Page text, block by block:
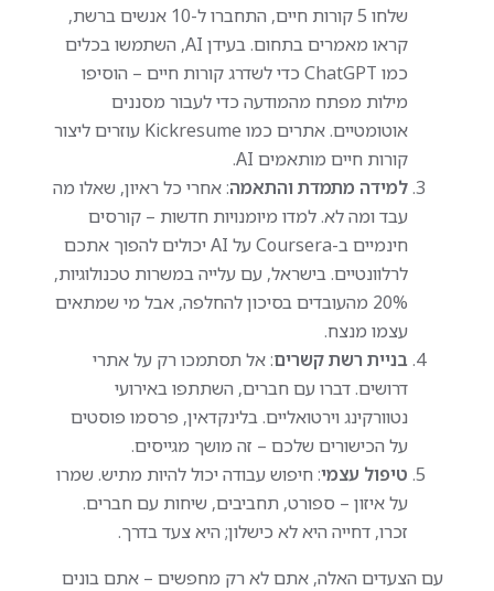
שלחו 5 קורות חיים, התחברו ל-10 אנשים ברשת,
קראו מאמרים בתחום. בעידן AI, השתמשו בכלים
כמו ChatGPT כדי לשדרג קורות חיים – הוסיפו
מילות מפתח מהמודעה כדי לעבור מסננים
אוטומטיים. אתרים כמו Kickresume עוזרים ליצור
קורות חיים מותאמים AI.
למידה מתמדת והתאמה: אחרי כל ראיון, שאלו מה
עבד ומה לא. למדו מיומנויות חדשות – קורסים
חינמיים ב-Coursera על AI יכולים להפוך אתכם
לרלוונטיים. בישראל, עם עלייה במשרות טכנולוגיות,
20% מהעובדים בסיכון להחלפה, אבל מי שמתאים
עצמו מנצח.
בניית רשת קשרים: אל תסתמכו רק על אתרי
דרושים. דברו עם חברים, השתתפו באירועי
נטוורקינג וירטואליים. בלינקדאין, פרסמו פוסטים
על הכישורים שלכם – זה מושך מגייסים.
טיפול עצמי: חיפוש עבודה יכול להיות מתיש. שמרו
על איזון – ספורט, תחביבים, שיחות עם חברים.
זכרו, דחייה היא לא כישלון; היא צעד בדרך.
עם הצעדים האלה, אתם לא רק מחפשים – אתם בונים